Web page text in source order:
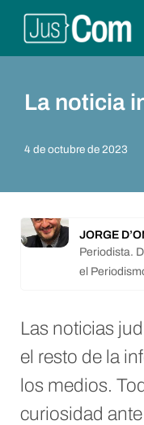
Saltar
La noticia
4 de octubre de 2023
JORGE
Periodista.
el
Las noticias
el resto de la
los medios.
curiosidad